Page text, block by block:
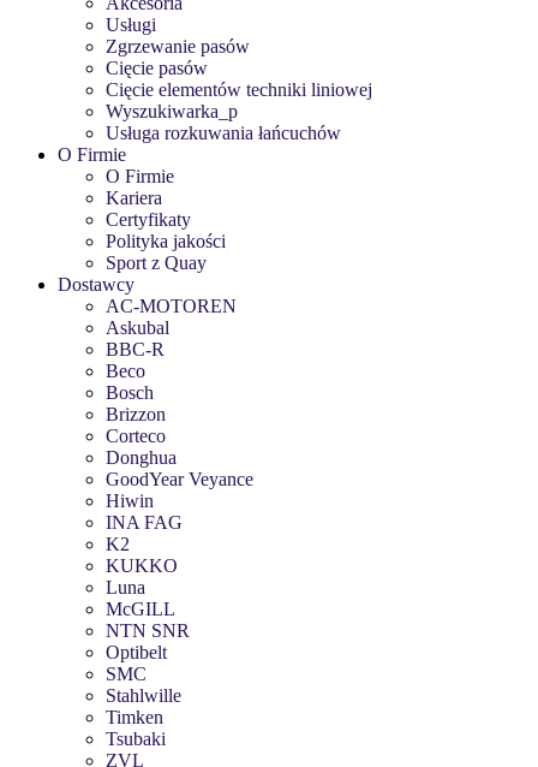
Usługi
Zgrzewanie pasów
Cięcie pasów
Cięcie elementów techniki liniowej
Wyszukiwarka_p
Usługa rozkuwania łańcuchów
O Firmie
O Firmie
Kariera
Certyfikaty
Polityka jakości
Sport z Quay
Dostawcy
AC-MOTOREN
Askubal
BBC-R
Beco
Bosch
Brizzon
Corteco
Donghua
GoodYear Veyance
Hiwin
INA FAG
K2
KUKKO
Luna
McGILL
NTN SNR
Optibelt
SMC
Stahlwille
Timken
Tsubaki
ZVL